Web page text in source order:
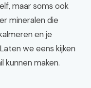
maar soms ook
mineralen die
en je
we eens kijken
kunnen maken.